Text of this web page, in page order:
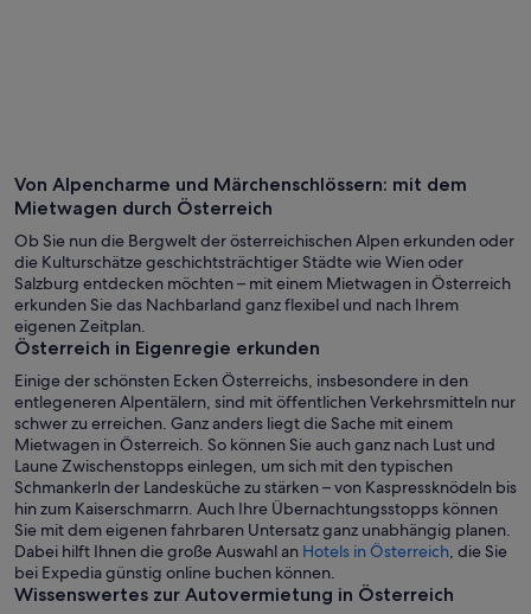
Von Alpencharme und Märchenschlössern: mit dem
Mietwagen durch Österreich
Ob Sie nun die Bergwelt der österreichischen Alpen erkunden oder
die Kulturschätze geschichtsträchtiger Städte wie Wien oder
Salzburg entdecken möchten – mit einem Mietwagen in Österreich
erkunden Sie das Nachbarland ganz flexibel und nach Ihrem
eigenen Zeitplan.
Österreich in Eigenregie erkunden
Einige der schönsten Ecken Österreichs, insbesondere in den
entlegeneren Alpentälern, sind mit öffentlichen Verkehrsmitteln nur
schwer zu erreichen. Ganz anders liegt die Sache mit einem
Mietwagen in Österreich. So können Sie auch ganz nach Lust und
Laune Zwischenstopps einlegen, um sich mit den typischen
Schmankerln der Landesküche zu stärken – von Kaspressknödeln bis
hin zum Kaiserschmarrn. Auch Ihre Übernachtungsstopps können
Sie mit dem eigenen fahrbaren Untersatz ganz unabhängig planen.
Dabei hilft Ihnen die große Auswahl an Hotels in Österreich , die Sie
bei Expedia günstig online buchen können.
Wissenswertes zur Autovermietung in Österreich